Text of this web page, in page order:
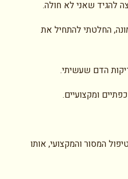
להגיד שאני לא חולה.
החלטתי להתחיל את
הדם שעשיתי.
ומקצועיים.
המסור והמקצועי, אותו